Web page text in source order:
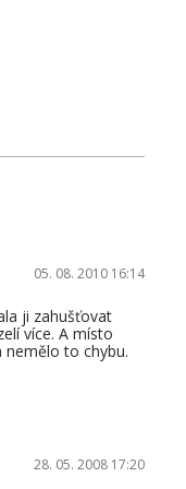
05. 08. 2010 16:14
ji zahušťovat
více. A místo
nemělo to chybu.
28. 05. 2008 17:20